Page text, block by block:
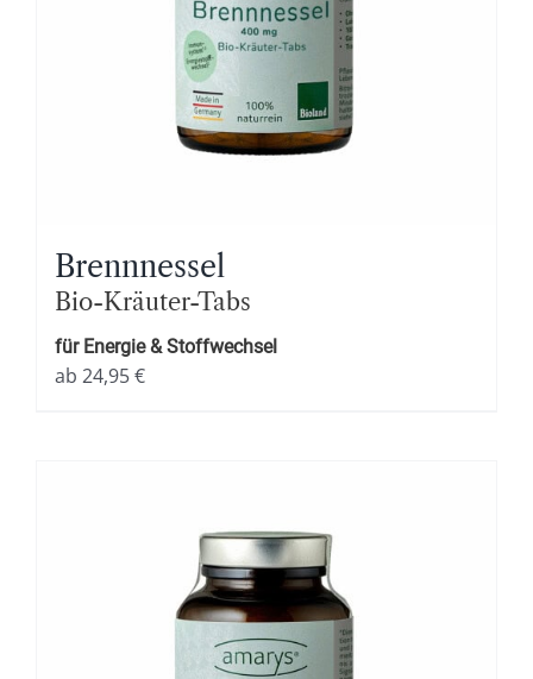
Brennnessel
Bio-Kräuter-Tabs
für Energie & Stoffwechsel
ab 24,95€